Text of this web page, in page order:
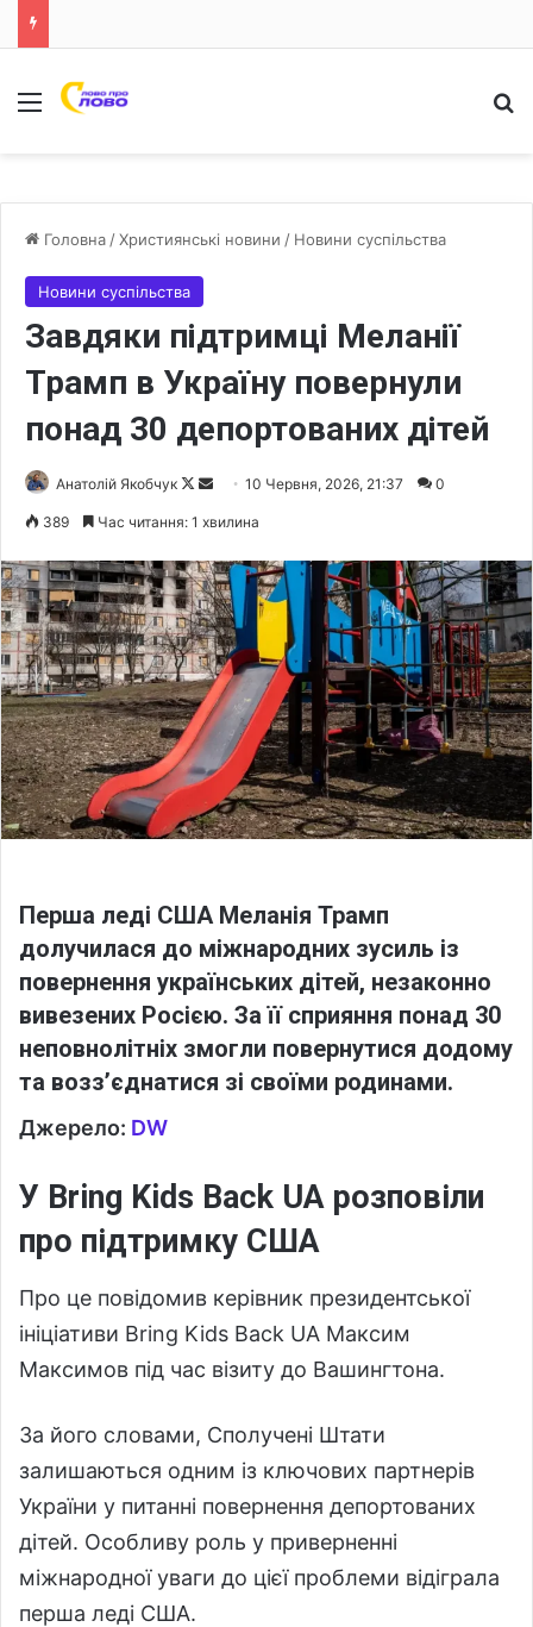
Меню
Головна /Християнські новини / Новини суспільства
Новини суспільства
Завдяки підтримці Меланії
Трамп в Україну повернули
понад 30 депортованих дітей
Анатолій Якобчук
F
l
o
w
o
n
X
d
a
n
e
m
a
l
10 Червня, 2026, 21:37 0
389 Час читання: 1 хвилина
Перша леді США Меланія Трамп
долучилася до міжнародних зусиль із
повернення українських дітей, незаконно
вивезених Росією. За її сприяння понад 30
неповнолітніх змогли повернутися додому
та возз’єднатися зі своїми родинами.
Джерело: DW
У Bring Kids Back UA розповіли
про підтримку США
Про це повідомив керівник президентської
ініціативи Bring Kids Back UA Максим
Максимов під час візиту до Вашингтона.
За його словами, Сполучені Штати
залишаються одним із ключових партнерів
України у питанні повернення депортованих
дітей. Особливу роль у приверненні
міжнародної уваги до цієї проблеми відіграла
перша леді США.